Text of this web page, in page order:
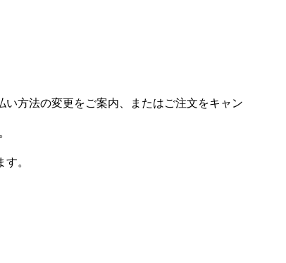
方法の変更をご案内、またはご注文をキャン
。